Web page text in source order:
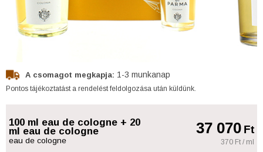
A csomagot megkapja: 1-3 munkanap
Pontos tájékoztatást a rendelést feldolgozása után küldünk.
100 ml eau de cologne + 20
ml eau de cologne
eau de cologne
37 070Ft
370 Ft / ml